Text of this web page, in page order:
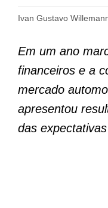
Ivan Gustavo
Em um ano
financeiros e a
mercado
apresentou
das